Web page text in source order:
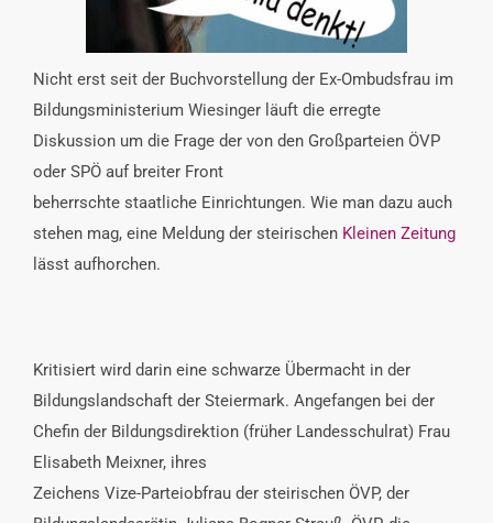
Nicht erst seit der Buchvorstellung der Ex-Ombudsfrau im
Bildungsministerium Wiesinger läuft die erregte
Diskussion um die Frage der von den Großparteien ÖVP
oder SPÖ auf breiter Front
beherrschte staatliche Einrichtungen. Wie man dazu auch
stehen mag, eine Meldung der steirischen Kleinen Zeitung
lässt aufhorchen.
Kritisiert wird darin eine schwarze Übermacht in der
Bildungslandschaft der Steiermark. Angefangen bei der
Chefin der Bildungsdirektion (früher Landesschulrat) Frau
Elisabeth Meixner, ihres
Zeichens Vize-Parteiobfrau der steirischen ÖVP, der